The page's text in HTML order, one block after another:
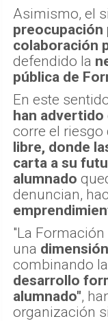
Asimismo, el
preocupación
colaboración
defendido la
pública de
En este
han advertido
corre el riesgo
libre, donde
carta a su
alumnado
denuncian,
"La
una
combinando la
desarrollo
alumnado",
organización